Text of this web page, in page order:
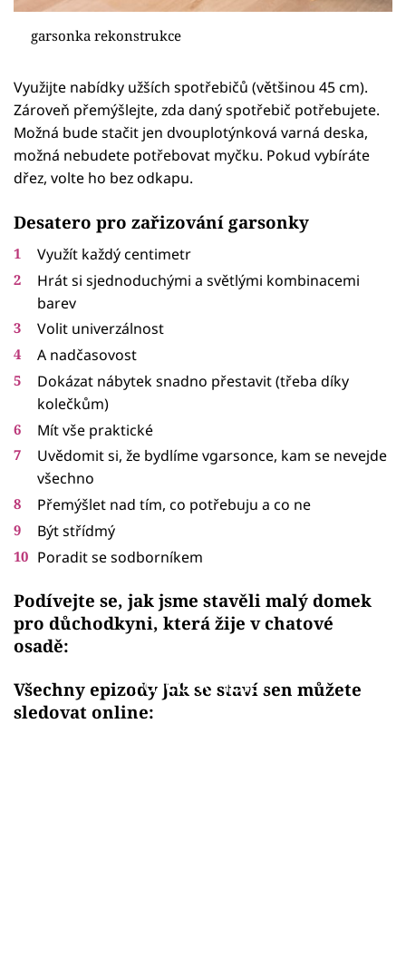
garsonka rekonstrukce
Využijte nabídky užších spotřebičů (většinou 45 cm).
Zároveň přemýšlejte, zda daný spotřebič potřebujete.
Možná bude stačit jen dvouplotýnková varná deska,
možná nebudete potřebovat myčku. Pokud vybíráte
dřez, volte ho bez odkapu.
Desatero pro zařizování garsonky
Využít každý centimetr
Hrát si sjednoduchými a světlými kombinacemi
barev
Volit univerzálnost
A nadčasovost
Dokázat nábytek snadno přestavit (třeba díky
kolečkům)
Mít vše praktické
Uvědomit si, že bydlíme vgarsonce, kam se nevejde
všechno
Přemýšlet nad tím, co potřebuju a co ne
Být střídmý
Poradit se sodborníkem
Podívejte se, jak jsme stavěli malý domek
pro důchodkyni, která žije v chatové
osadě:
Failed to fetch
Všechny epizody Jak se staví sen můžete
sledovat online: